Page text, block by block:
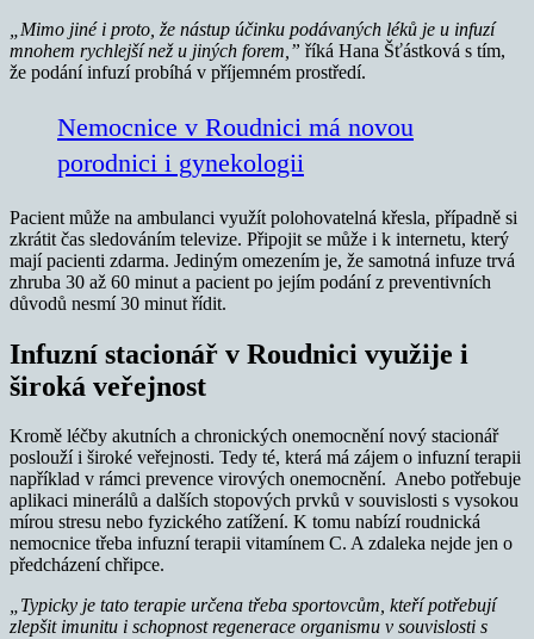
„Mimo jiné i proto, že nástup účinku podávaných léků je u infuzí
mnohem rychlejší než u jiných forem,” říká Hana Šťástková s tím,
že podání infuzí probíhá v příjemném prostředí.
Nemocnice v Roudnici má novou
porodnici i gynekologii
Pacient může na ambulanci využít polohovatelná křesla, případně si
zkrátit čas sledováním televize. Připojit se může i k internetu, který
mají pacienti zdarma. Jediným omezením je, že samotná infuze trvá
zhruba 30 až 60 minut a pacient po jejím podání z preventivních
důvodů nesmí 30 minut řídit.
Infuzní stacionář v Roudnici využije i
široká veřejnost
Kromě léčby akutních a chronických onemocnění nový stacionář
poslouží i široké veřejnosti. Tedy té, která má zájem o infuzní terapii
například v rámci prevence virových onemocnění. Anebo potřebuje
aplikaci minerálů a dalších stopových prvků v souvislosti s vysokou
mírou stresu nebo fyzického zatížení. K tomu nabízí roudnická
nemocnice třeba infuzní terapii vitamínem C. A zdaleka nejde jen o
předcházení chřipce.
„Typicky je tato terapie určena třeba sportovcům, kteří potřebují
zlepšit imunitu i schopnost regenerace organismu v souvislosti s